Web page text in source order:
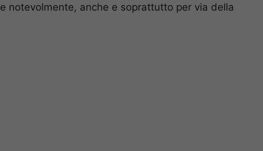
notevolmente, anche e soprattutto per via della